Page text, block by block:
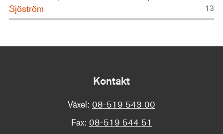
Sjöström
13
Kontakt
Växel: 08-519 543 00
Fax: 08-519 544 51